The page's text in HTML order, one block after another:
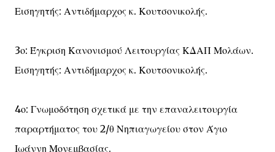
Εισηγητής: Αντιδήμαρχος κ. Κουτσονικολής.
3ο: Έγκριση Κανονισμού Λειτουργίας ΚΔΑΠ Μολάων.
Εισηγητής: Αντιδήμαρχος κ. Κουτσονικολής.
4ο: Γνωμοδότηση σχετικά με την επαναλειτουργία
παραρτήματος του 2/θ Νηπιαγωγείου στον Άγιο
Ιωάννη Μονεμβασίας.